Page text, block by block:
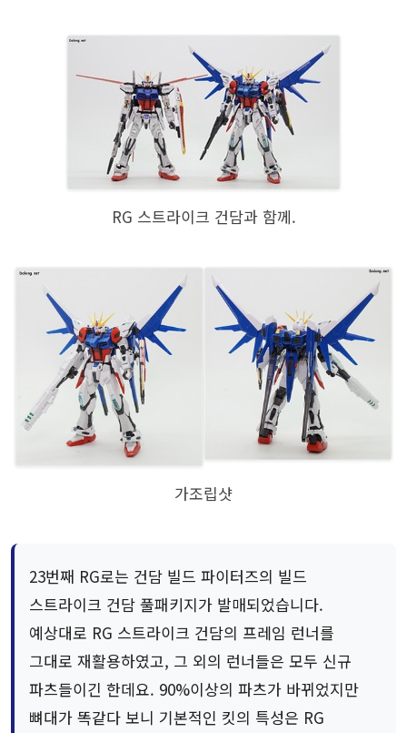
RG 스트라이크 건담과 함께.
가조립샷
23번째 RG로는 건담 빌드 파이터즈의 빌드
스트라이크 건담 풀패키지가 발매되었습니다.
예상대로 RG 스트라이크 건담의 프레임 런너를
그대로 재활용하였고, 그 외의 런너들은 모두 신규
파츠들이긴 한데요. 90%이상의 파츠가 바뀌었지만
뼈대가 똑같다 보니 기본적인 킷의 특성은 RG